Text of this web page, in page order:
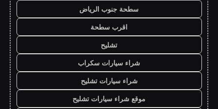
سطحة جنوب الرياض
اقرب سطحة
تشليح
شراء سيارات سكراب
شراء سيارات تشليح
موقع شراء سيارات تشليح